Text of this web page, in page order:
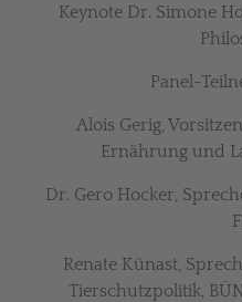
Keynote Dr. Simone
Panel-
Alois Gerig,
Ernährung und
Dr. Gero Hocker,
Renate Künast,
Tierschutzpolitik,